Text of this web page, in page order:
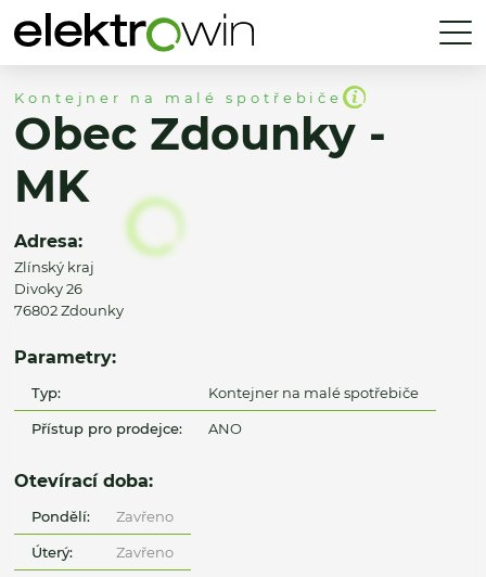
Kontejner na malé spotřebiče
Obec Zdounky -
MK
Adresa:
Zlínský kraj
Divoky 26
76802 Zdounky
Parametry:
Typ: Kontejner na malé spotřebiče
Přístup pro prodejce: ANO
Otevírací doba:
Pondělí: Zavřeno
Úterý: Zavřeno